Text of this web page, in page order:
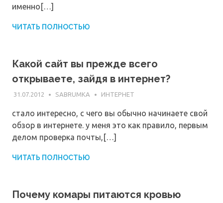
именно[…]
ЧИТАТЬ ПОЛНОСТЬЮ
Какой сайт вы прежде всего
открываете, зайдя в интернет?
31.07.2012 SABRUMKA ИНТЕРНЕТ
стало интересно, с чего вы обычно начинаете свой
обзор в интернете. у меня это как правило, первым
делом проверка почты,[…]
ЧИТАТЬ ПОЛНОСТЬЮ
Почему комары питаются кровью